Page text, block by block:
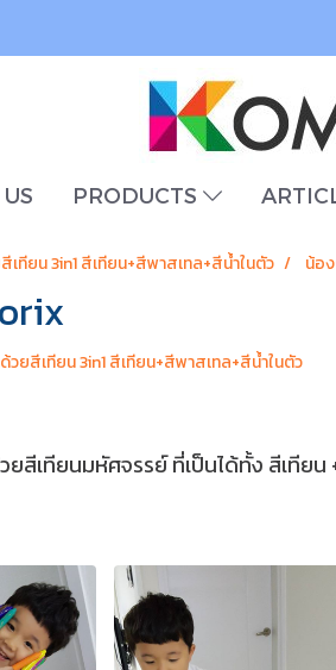
PRODUCTS
ทียน 3in1 สีเทียน+สีพาสเทล+สีน้ำในตัว น้อ
ยสีเทียน 3in1 สีเทียน+สีพาสเทล+สีน้ำในตัว
เทียนมหัศจรรย์ ที่เป็นได้ทั้ง สีเทียน